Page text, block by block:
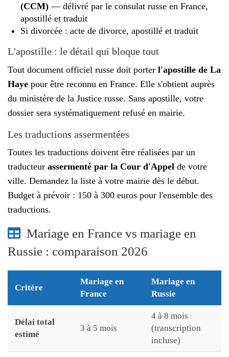
(CCM) — délivré par le consulat russe en France,
apostillé et traduit
Si divorcée : acte de divorce, apostillé et traduit
L'apostille : le détail qui bloque tout
Tout document officiel russe doit porter l'apostille de La
Haye pour être reconnu en France. Elle s'obtient auprès
du ministère de la Justice russe. Sans apostille, votre
dossier sera systématiquement refusé en mairie.
Les traductions assermentées
Toutes les traductions doivent être réalisées par un
traducteur assermenté par la Cour d'Appel de votre
ville. Demandez la liste à votre mairie dès le début.
Budget à prévoir : 150 à 300 euros pour l'ensemble des
traductions.
Mariage en France vs mariage en
Russie : comparaison 2026
Critère
Mariage en
France
Mariage en
Russie
Délai total
estimé
3 à 5 mois
4 à 8 mois
(transcription
incluse)